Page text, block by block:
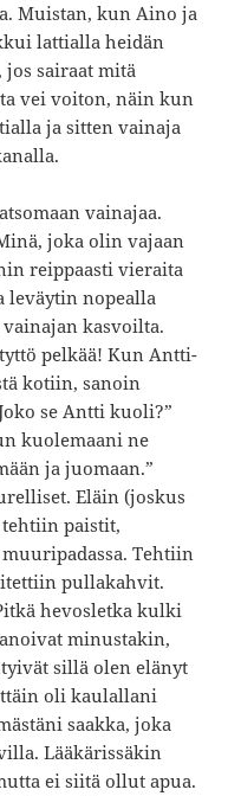
Muistan, kun Aino ja
lattialla heidän
sairaat mitä
vei voiton, näin kun
ja sitten vainaja
vainajaa.
joka olin vajaan
reippaasti vieraita
leväytin nopealla
kasvoilta.
pelkää! Kun Antti-
kotiin, sanoin
se Antti kuoli?”
kuolemaani ne
ja juomaan.”
Eläin (joskus
paistit,
Tehtiin
pullakahvit.
hevosletka kulki
minustakin,
sillä olen elänyt
oli kaulallani
saakka, joka
Lääkärissäkin
ei siitä ollut apua.